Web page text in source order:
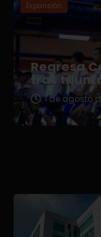
Expansión
Regresa
tras
1 de agosto